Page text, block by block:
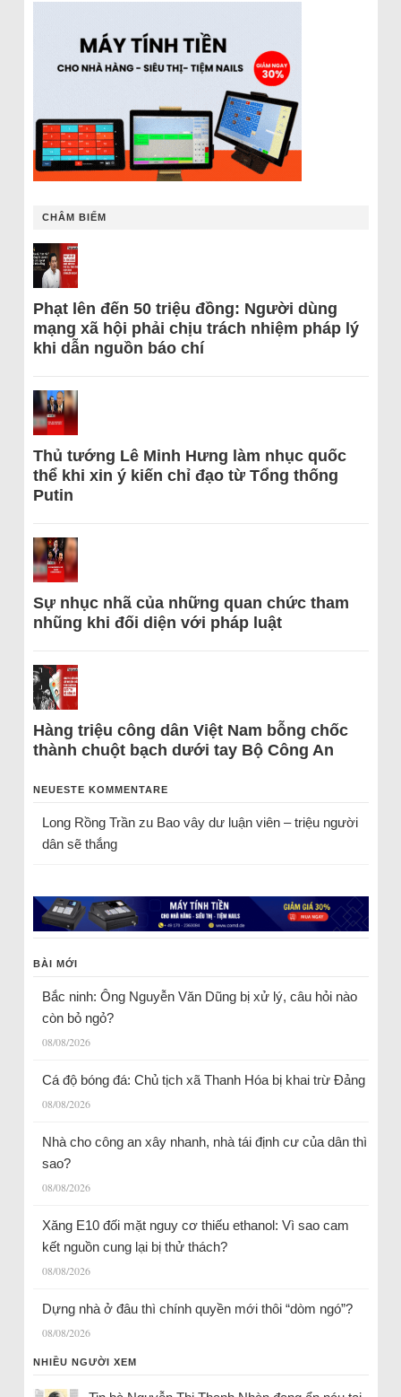
CHÂM BIẾM
Phạt lên đến 50 triệu đồng: Người dùng
mạng xã hội phải chịu trách nhiệm pháp lý
khi dẫn nguồn báo chí
Thủ tướng Lê Minh Hưng làm nhục quốc
thể khi xin ý kiến chỉ đạo từ Tổng thống
Putin
Sự nhục nhã của những quan chức tham
nhũng khi đối diện với pháp luật
Hàng triệu công dân Việt Nam bỗng chốc
thành chuột bạch dưới tay Bộ Công An
NEUESTE KOMMENTARE
Long Rồng Trầnzu Bao vây dư luận viên – triệu người
dân sẽ thắng
BÀI MỚI
Bắc ninh: Ông Nguyễn Văn Dũng bị xử lý, câu hỏi nào
còn bỏ ngỏ?
08/08/2026
Cá độ bóng đá: Chủ tịch xã Thanh Hóa bị khai trừ Đảng
08/08/2026
Nhà cho công an xây nhanh, nhà tái định cư của dân thì
sao?
08/08/2026
Xăng E10 đối mặt nguy cơ thiếu ethanol: Vì sao cam
kết nguồn cung lại bị thử thách?
08/08/2026
Dựng nhà ở đâu thì chính quyền mới thôi “dòm ngó”?
08/08/2026
NHIỀU NGƯỜI XEM